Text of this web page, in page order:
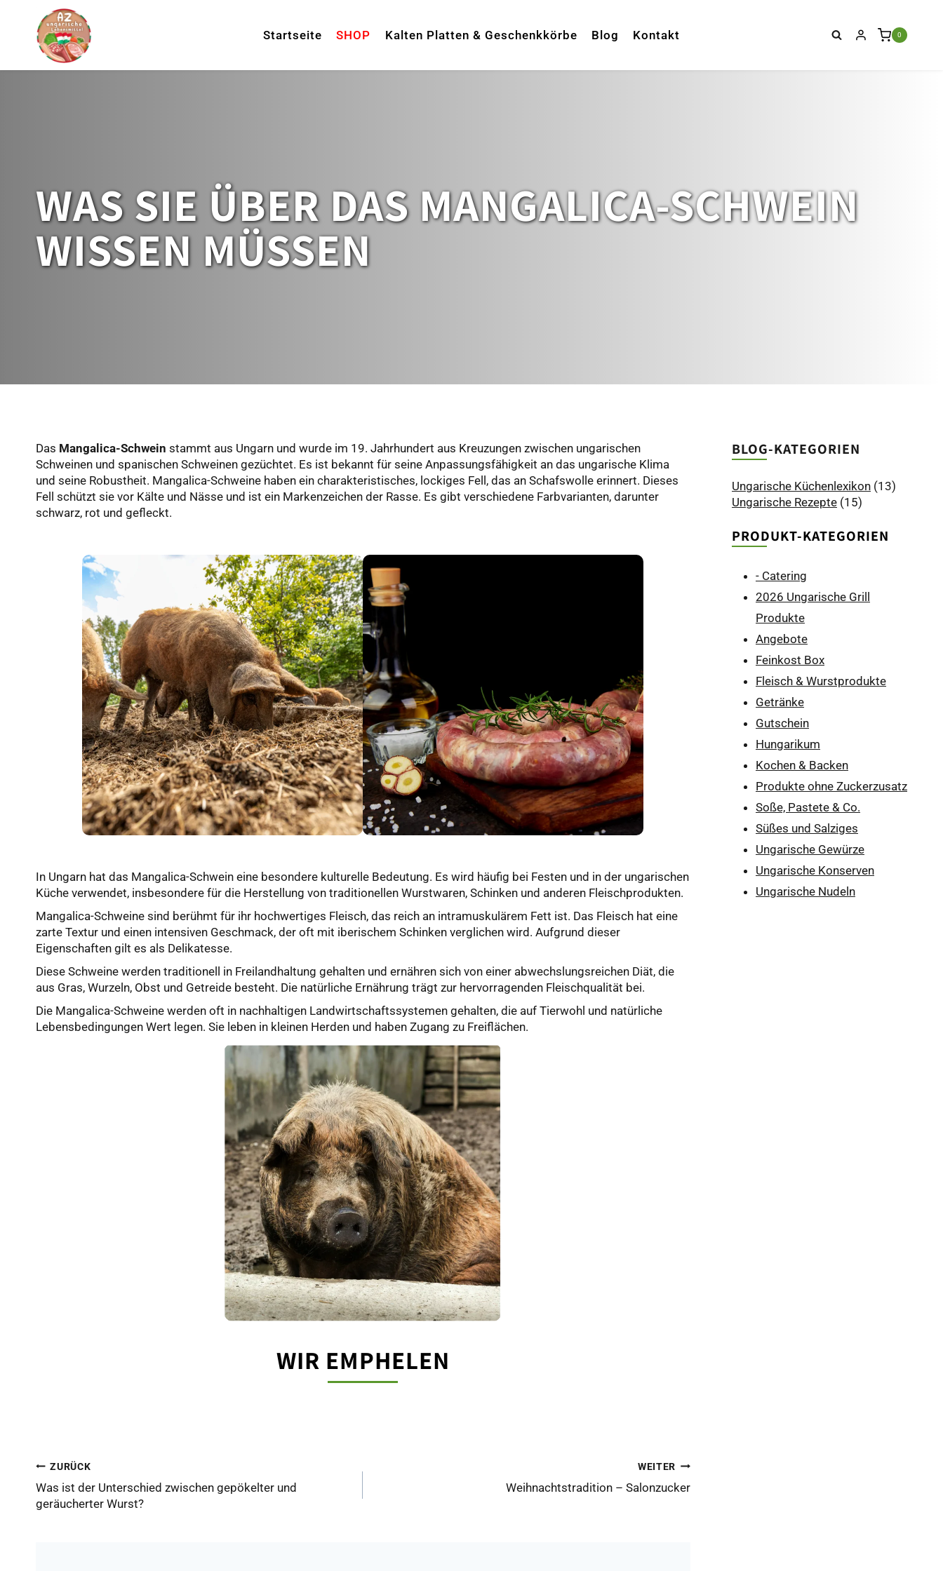
springen
Startseite SHOP Kalten Platten & Geschenkkörbe Blog Kontakt 0
WAS SIE ÜBER DAS MANGALICA-SCHWEIN
WISSEN MÜSSEN
Das Mangalica-Schwein stammt aus Ungarn und wurde im 19. Jahrhundert aus Kreuzungen zwischen ungarischen
Schweinen und spanischen Schweinen gezüchtet. Es ist bekannt für seine Anpassungsfähigkeit an das ungarische Klima
und seine Robustheit. Mangalica-Schweine haben ein charakteristisches, lockiges Fell, das an Schafswolle erinnert. Dieses
Fell schützt sie vor Kälte und Nässe und ist ein Markenzeichen der Rasse. Es gibt verschiedene Farbvarianten, darunter
schwarz, rot und gefleckt.
In Ungarn hat das Mangalica-Schwein eine besondere kulturelle Bedeutung. Es wird häufig bei Festen und in der ungarischen
Küche verwendet, insbesondere für die Herstellung von traditionellen Wurstwaren, Schinken und anderen Fleischprodukten.
Mangalica-Schweine sind berühmt für ihr hochwertiges Fleisch, das reich an intramuskulärem Fett ist. Das Fleisch hat eine
zarte Textur und einen intensiven Geschmack, der oft mit iberischem Schinken verglichen wird. Aufgrund dieser
Eigenschaften gilt es als Delikatesse.
Diese Schweine werden traditionell in Freilandhaltung gehalten und ernähren sich von einer abwechslungsreichen Diät, die
aus Gras, Wurzeln, Obst und Getreide besteht. Die natürliche Ernährung trägt zur hervorragenden Fleischqualität bei.
Die Mangalica-Schweine werden oft in nachhaltigen Landwirtschaftssystemen gehalten, die auf Tierwohl und natürliche
Lebensbedingungen Wert legen. Sie leben in kleinen Herden und haben Zugang zu Freiflächen.
WIR EMPHELEN
BEITRAGSNAVIGATION
ZURÜCK
Was ist der Unterschied zwischen gepökelter und
geräucherter Wurst?
WEITER
Weihnachtstradition – Salonzucker
BLOG-KATEGORIEN
Ungarische Küchenlexikon (13)
Ungarische Rezepte (15)
PRODUKT-KATEGORIEN
- Catering
2026 Ungarische Grill
Produkte
Angebote
Feinkost Box
Fleisch & Wurstprodukte
Getränke
Gutschein
Hungarikum
Kochen & Backen
Produkte ohne Zuckerzusatz
Soße, Pastete & Co.
Süßes und Salziges
Ungarische Gewürze
Ungarische Konserven
Ungarische Nudeln